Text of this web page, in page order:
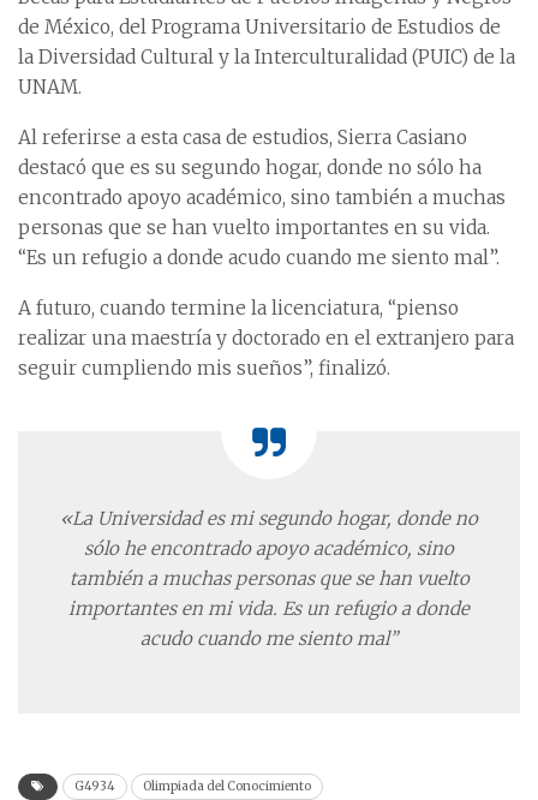
de México, del Programa Universitario de Estudios de
la Diversidad Cultural y la Interculturalidad (PUIC) de la
UNAM.
Al referirse a esta casa de estudios, Sierra Casiano
destacó que es su segundo hogar, donde no sólo ha
encontrado apoyo académico, sino también a muchas
personas que se han vuelto importantes en su vida.
“Es un refugio a donde acudo cuando me siento mal”.
A futuro, cuando termine la licenciatura, “pienso
realizar una maestría y doctorado en el extranjero para
seguir cumpliendo mis sueños”, finalizó.
«La Universidad es mi segundo hogar, donde no
sólo he encontrado apoyo académico, sino
también a muchas personas que se han vuelto
importantes en mi vida. Es un refugio a donde
acudo cuando me siento mal”
G4934 Olimpiada del Conocimiento